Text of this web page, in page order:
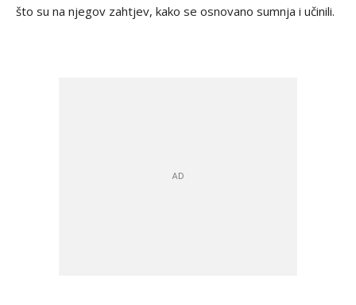
što su na njegov zahtjev, kako se osnovano sumnja i učinili.